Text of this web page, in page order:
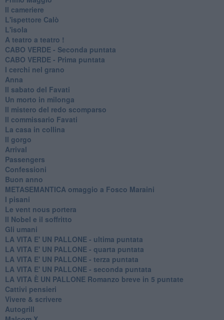
Il cameriere
L'ispettore Calò
L'isola
A teatro a teatro !
CABO VERDE - Seconda puntata
CABO VERDE - Prima puntata
I cerchi nel grano
Anna
Il sabato del Favati
Un morto in milonga
Il mistero del redo scomparso
Il commissario Favati
La casa in collina
Il gorgo
Arrival
Passengers
Confessioni
Buon anno
METASEMANTICA omaggio a Fosco Maraini
I pisani
Le vent nous portera
Il Nobel e il soffritto
Gli umani
LA VITA E' UN PALLONE - ultima puntata
LA VITA E' UN PALLONE - quarta puntata
LA VITA E' UN PALLONE - terza puntata
LA VITA E' UN PALLONE - seconda puntata
LA VITA È UN PALLONE Romanzo breve in 5 puntate
Cattivi pensieri
Vivere & scrivere
Autogrill